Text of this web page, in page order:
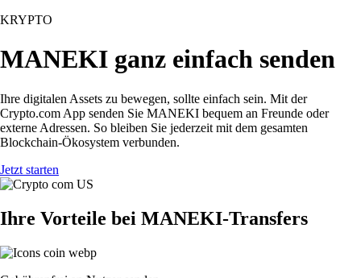
KRYPTO
MANEKI ganz einfach senden
Ihre digitalen Assets zu bewegen, sollte einfach sein. Mit der
Crypto.com App senden Sie MANEKI bequem an Freunde oder
externe Adressen. So bleiben Sie jederzeit mit dem gesamten
Blockchain-Ökosystem verbunden.
Jetzt starten
Ihre Vorteile bei MANEKI-Transfers